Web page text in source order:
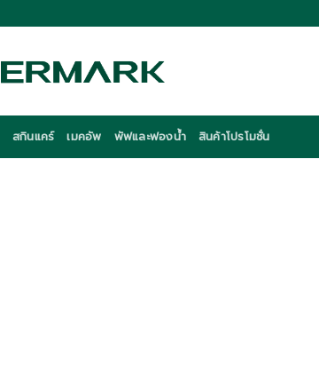
สกินแคร์ เมคอัพ พัฟและฟองน้ำ สินค้าโปรโมชั่น